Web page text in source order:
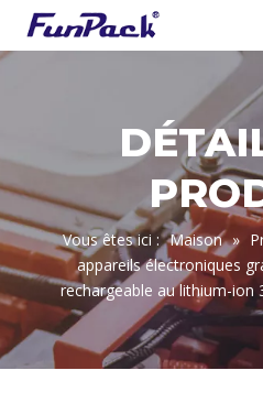
Vous êtes ici : Maison »
appareils électroniques
rechargeable au lithium-ion